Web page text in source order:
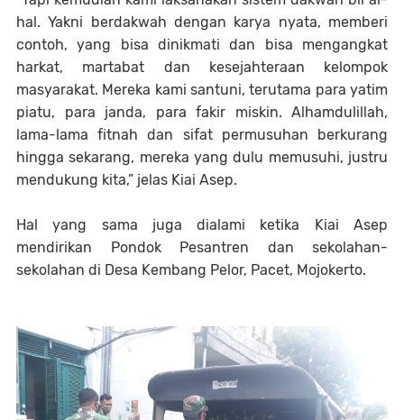
hal. Yakni berdakwah dengan karya nyata, memberi
contoh, yang bisa dinikmati dan bisa mengangkat
harkat, martabat dan kesejahteraan kelompok
masyarakat. Mereka kami santuni, terutama para yatim
piatu, para janda, para fakir miskin. Alhamdulillah,
lama-lama fitnah dan sifat permusuhan berkurang
hingga sekarang, mereka yang dulu memusuhi, justru
mendukung kita,” jelas Kiai Asep.
Hal yang sama juga dialami ketika Kiai Asep
mendirikan Pondok Pesantren dan sekolahan-
sekolahan di Desa Kembang Pelor, Pacet, Mojokerto.